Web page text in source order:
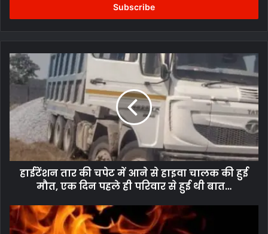
हाईटेंशन
तार
की
में
आने
हाइवा
चालक
एक
दिन
हाईटेंशन तार की चपेट में आने से हाइवा चालक की हुई
मौत, एक दिन पहले ही परिवार से हुई थी बात…
डेली
नीड्स